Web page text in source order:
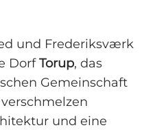
und Frederiksværk
DorfTorup, das
Gemeinschaft
und eine